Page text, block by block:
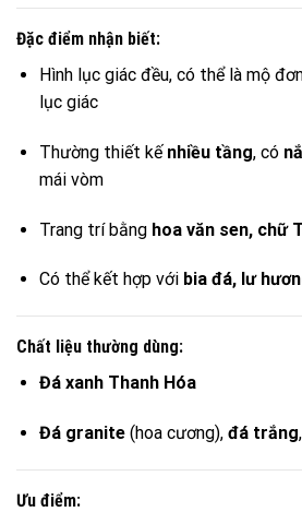
Đặc điểm nhận biết:
Hình lục giác đều, có thể là mộ
lục giác
Thường thiết kế nhiều tầng, có
mái vòm
Trang trí bằng hoa văn sen, chữ
Có thể kết hợp với bia đá, lư
Chất liệu thường dùng:
Đá xanh Thanh Hóa
Đá granite(hoa cương), đá trắng,
Ưu điểm: